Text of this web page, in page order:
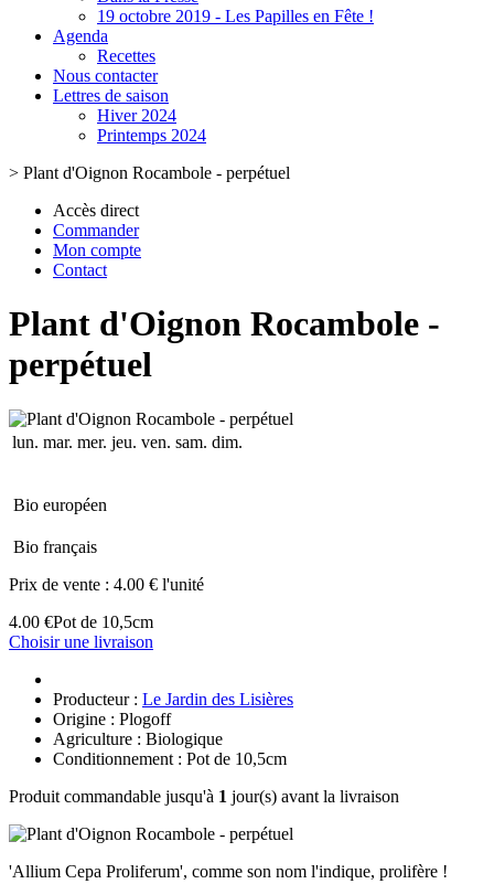
19 octobre 2019 - Les Papilles en Fête !
Agenda
Recettes
Nous contacter
Lettres de saison
Hiver 2024
Printemps 2024
> Plant d'Oignon Rocambole - perpétuel
Accès direct
Commander
Mon compte
Contact
Plant d'Oignon Rocambole -
perpétuel
lun. mar. mer. jeu. ven. sam. dim.
Bio européen
Bio français
Prix de vente : 4.00 € l'unité
4.00 €Pot de 10,5cm
Choisir une livraison
Producteur : Le Jardin des Lisières
Origine : Plogoff
Agriculture : Biologique
Conditionnement : Pot de 10,5cm
Produit commandable jusqu'à 1 jour(s) avant la livraison
'Allium Cepa Proliferum', comme son nom l'indique, prolifère !